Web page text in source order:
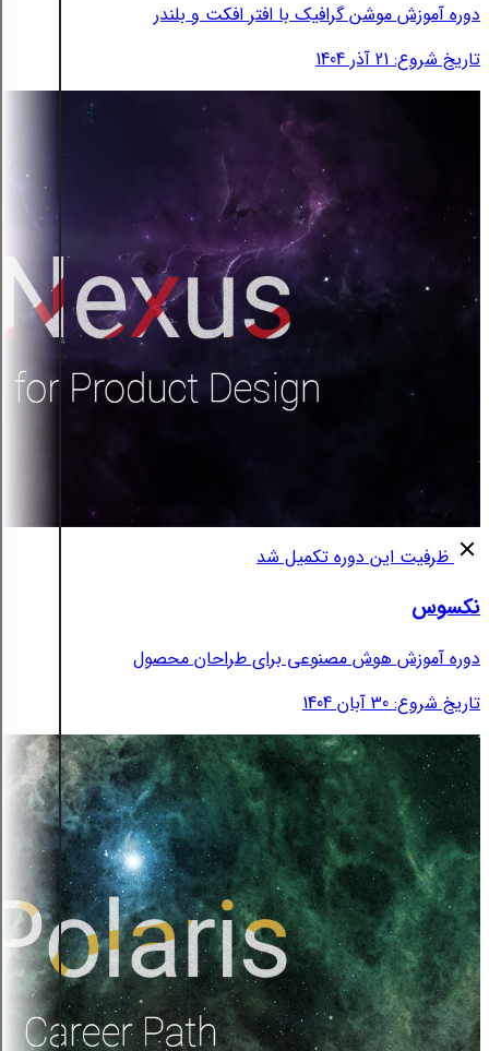
دوره آموزش موشن گرافیک با افتر افکت و بلندر
تاریخ شروع: 21 آذر 1404
ظرفیت این دوره تکمیل شد
نکسوس
دوره آموزش هوش مصنوعی برای طراحان محصول
تاریخ شروع: 30 آبان 1404